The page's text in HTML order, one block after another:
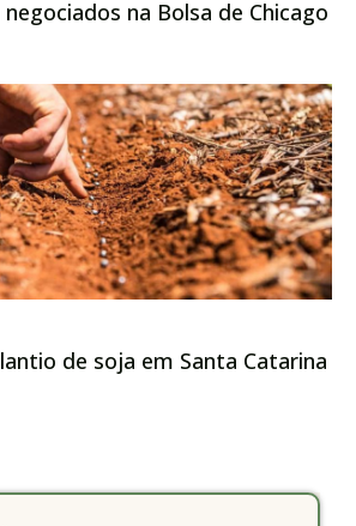
na Bolsa de Chicago
de soja em Santa Catarina